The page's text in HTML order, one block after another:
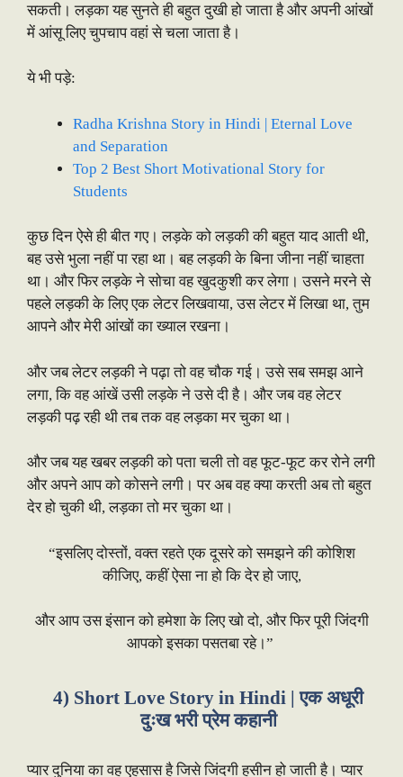
सकती। लड़का यह सुनते ही बहुत दुखी हो जाता है और अपनी आंखों
में आंसू लिए चुपचाप वहां से चला जाता है।
ये भी पड़े:
Radha Krishna Story in Hindi | Eternal Love
and Separation
Top 2 Best Short Motivational Story for
Students
कुछ दिन ऐसे ही बीत गए। लड़के को लड़की की बहुत याद आती थी,
बह उसे भुला नहीं पा रहा था। बह लड़की के बिना जीना नहीं चाहता
था। और फिर लड़के ने सोचा वह खुदकुशी कर लेगा। उसने मरने से
पहले लड़की के लिए एक लेटर लिखवाया, उस लेटर में लिखा था, तुम
आपने और मेरी आंखों का ख्याल रखना।
और जब लेटर लड़की ने पढ़ा तो वह चौक गई। उसे सब समझ आने
लगा, कि वह आंखें उसी लड़के ने उसे दी है। और जब वह लेटर
लड़की पढ़ रही थी तब तक वह लड़का मर चुका था।
और जब यह खबर लड़की को पता चली तो वह फूट-फूट कर रोने लगी
और अपने आप को कोसने लगी। पर अब वह क्या करती अब तो बहुत
देर हो चुकी थी, लड़का तो मर चुका था।
“इसलिए दोस्तों, वक्त रहते एक दूसरे को समझने की कोशिश
कीजिए, कहीं ऐसा ना हो कि देर हो जाए,
और आप उस इंसान को हमेशा के लिए खो दो, और फिर पूरी जिंदगी
आपको इसका पसतबा रहे।”
4) Short Love Story in Hindi | एक अधूरी
दुःख भरी प्रेम कहानी
प्यार दुनिया का वह एहसास है जिसे जिंदगी हसीन हो जाती है। प्यार